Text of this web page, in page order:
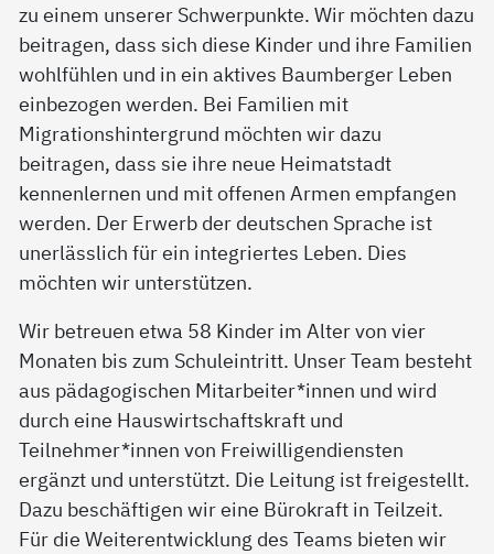
zu einem unserer Schwerpunkte. Wir möchten dazu
beitragen, dass sich diese Kinder und ihre Familien
wohlfühlen und in ein aktives Baumberger Leben
einbezogen werden. Bei Familien mit
Migrationshintergrund möchten wir dazu
beitragen, dass sie ihre neue Heimatstadt
kennenlernen und mit offenen Armen empfangen
werden. Der Erwerb der deutschen Sprache ist
unerlässlich für ein integriertes Leben. Dies
möchten wir unterstützen.
Wir betreuen etwa 58 Kinder im Alter von vier
Monaten bis zum Schuleintritt. Unser Team besteht
aus pädagogischen Mitarbeiter*innen und wird
durch eine Hauswirtschaftskraft und
Teilnehmer*innen von Freiwilligendiensten
ergänzt und unterstützt. Die Leitung ist freigestellt.
Dazu beschäftigen wir eine Bürokraft in Teilzeit.
Für die Weiterentwicklung des Teams bieten wir